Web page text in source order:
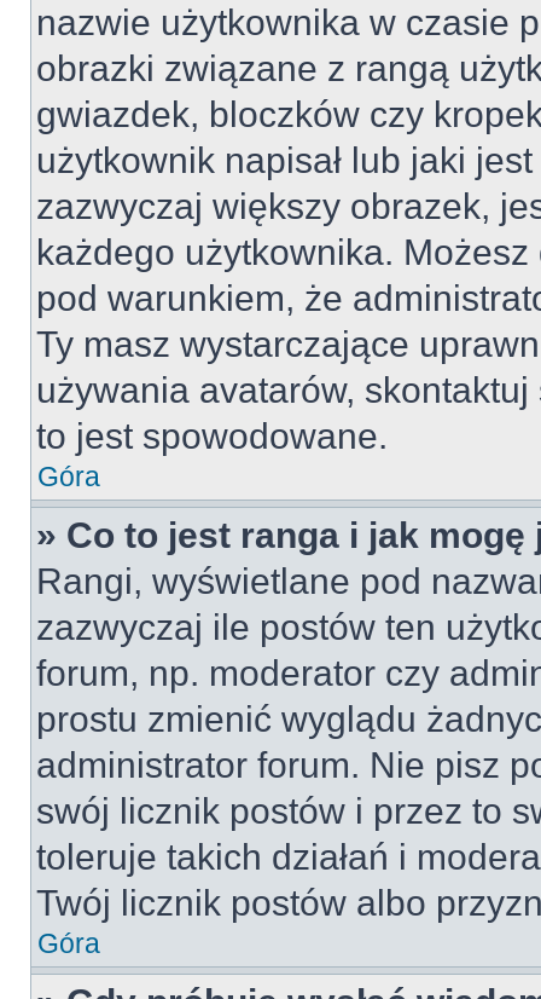
nazwie użytkownika w czasie
obrazki związane z rangą
gwiazdek, bloczków czy
użytkownik napisał lub jaki
zazwyczaj większy obrazek,
każdego użytkownika.
pod warunkiem, że
Ty masz wystarczające
używania avatarów,
to jest spowodowane.
Góra
» Co to jest ranga i jak mogę
Rangi, wyświetlane pod
zazwyczaj ile postów ten
forum, np. moderator czy
prostu zmienić wyglądu
administrator forum. Nie pisz
swój licznik postów i przez to
toleruje takich działań i
Twój licznik postów albo
Góra